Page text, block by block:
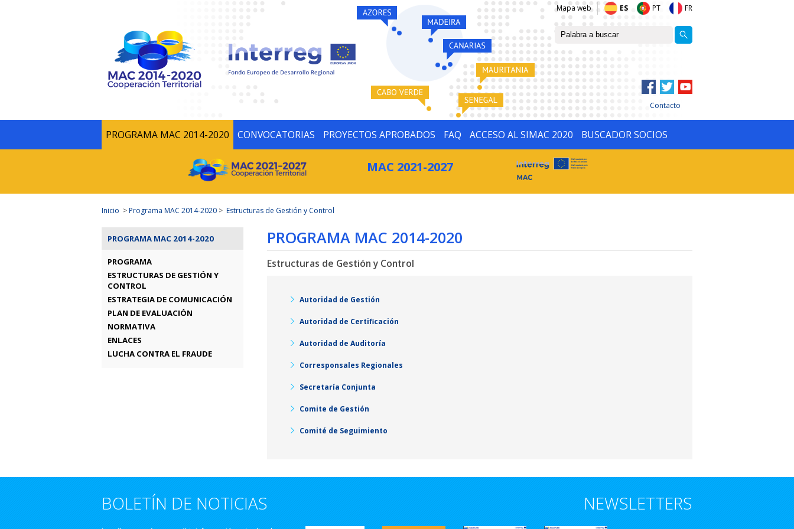
Mapa web ES PT FR
Contacto
PROGRAMA MAC 2014-2020 CONVOCATORIAS PROYECTOS APROBADOS FAQ ACCESO AL SIMAC 2020 BUSCADOR SOCIOS
MAC 2021-2027
Inicio >Programa MAC 2014-2020 > Estructuras de Gestión y Control
PROGRAMA MAC 2014-2020
PROGRAMA
ESTRUCTURAS DE GESTIÓN Y
CONTROL
ESTRATEGIA DE COMUNICACIÓN
PLAN DE EVALUACIÓN
NORMATIVA
ENLACES
LUCHA CONTRA EL FRAUDE
PROGRAMA MAC 2014-2020
Estructuras de Gestión y Control
Autoridad de Gestión
Autoridad de Certificación
Autoridad de Auditoría
Corresponsales Regionales
Secretaría Conjunta
Comite de Gestión
Comité de Seguimiento
BOLETÍN DE NOTICIAS NEWSLETTERS